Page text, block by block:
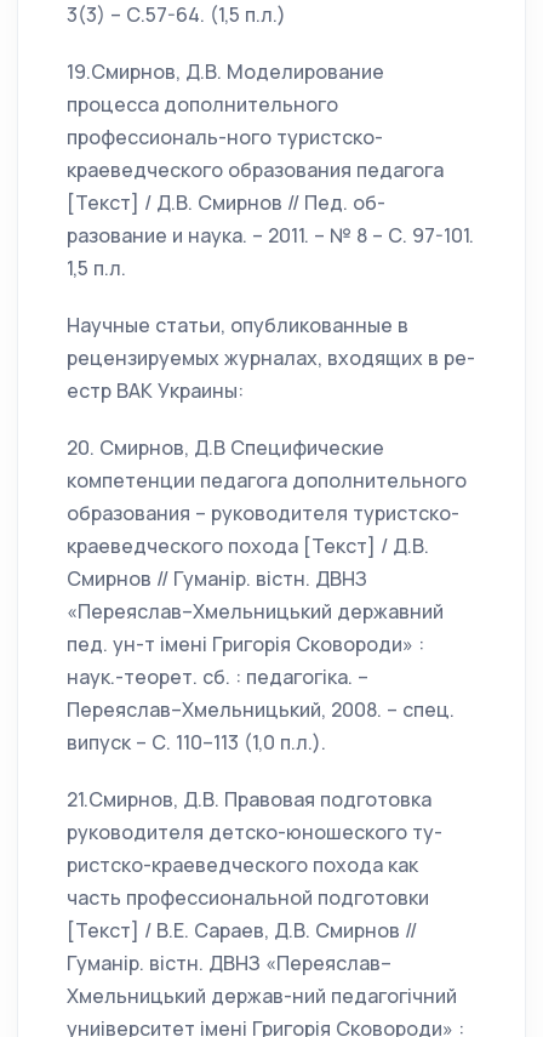
3(3) – С.57-64. (1,5 п.л.)
19.Смирнов, Д.В. Моделирование
процесса дополнительного
профессиональ-ного туристско-
краеведческого образования педагога
[Текст] / Д.В. Смирнов // Пед. об-
разование и наука. – 2011. – № 8 – С. 97-101.
1,5 п.л.
Научные статьи, опубликованные в
рецензируемых журналах, входящих в ре-
естр ВАК Украины:
20. Смирнов, Д.В Специфические
компетенции педагога дополнительного
образования – руководителя туристско-
краеведческого похода [Текст] / Д.В.
Смирнов // Гуманiр. вiстн. ДВНЗ
«Переяслав–Хмельницький державний
пед. ун-т iменi Григорiя Сковороди» :
наук.-теорет. сб. : педагогiка. –
Переяслав–Хмельницький, 2008. – спец.
випуск – С. 110–113 (1,0 п.л.).
21.Смирнов, Д.В. Правовая подготовка
руководителя детско-юношеского ту-
ристско-краеведческого похода как
часть профессиональной подготовки
[Текст] / В.Е. Сараев, Д.В. Смирнов //
Гуманiр. вiстн. ДВНЗ «Переяслав–
Хмельницький держав-ний педагогiчний
униiверситет iменi Григорiя Сковороди» :